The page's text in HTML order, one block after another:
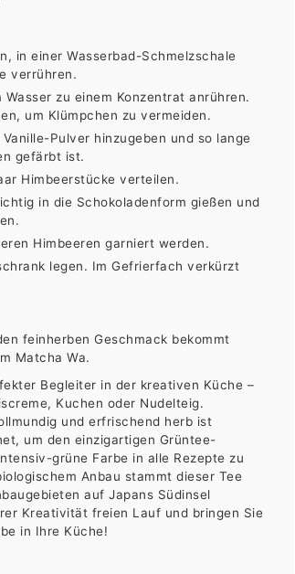
in einer Wasserbad-Schmelzschale
verrühren.
zu einem Konzentrat anrühren.
um Klümpchen zu vermeiden.
Pulver hinzugeben und so lange
gefärbt ist.
Himbeerstücke verteilen.
in die Schokoladenform gießen und
Himbeeren garniert werden.
legen. Im Gefrierfach verkürzt
feinherben Geschmack bekommt
Matcha Wa.
Begleiter in der kreativen Küche –
Kuchen oder Nudelteig.
und erfrischend herb ist
um den einzigartigen Grüntee-
grüne Farbe in alle Rezepte zu
Anbau stammt dieser Tee
auf Japans Südinsel
Kreativität freien Lauf und bringen Sie
in Ihre Küche!